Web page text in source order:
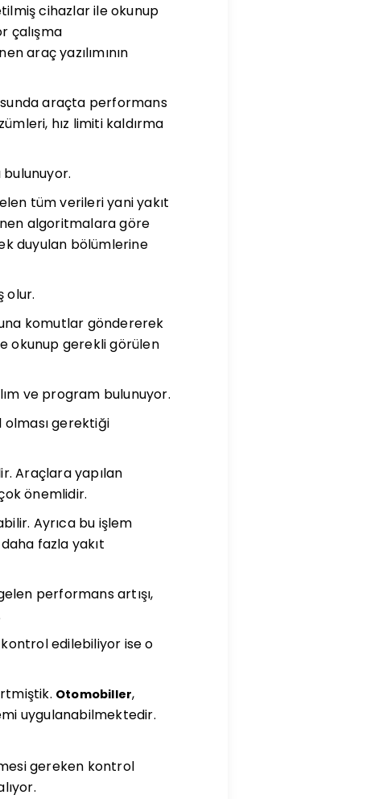
cihazlar ile okunup
çalışma
araç yazılımının
araçta performans
hız limiti kaldırma
tüm verileri yani yakıt
algoritmalara göre
duyulan bölümlerine
olur.
komutlar göndererek
okunup gerekli görülen
ve program bulunuyor.
olması gerektiği
Araçlara yapılan
önemlidir.
Ayrıca bu işlem
fazla yakıt
performans artışı,
edilebiliyor ise o
Otomobiller,
uygulanabilmektedir.
gereken kontrol